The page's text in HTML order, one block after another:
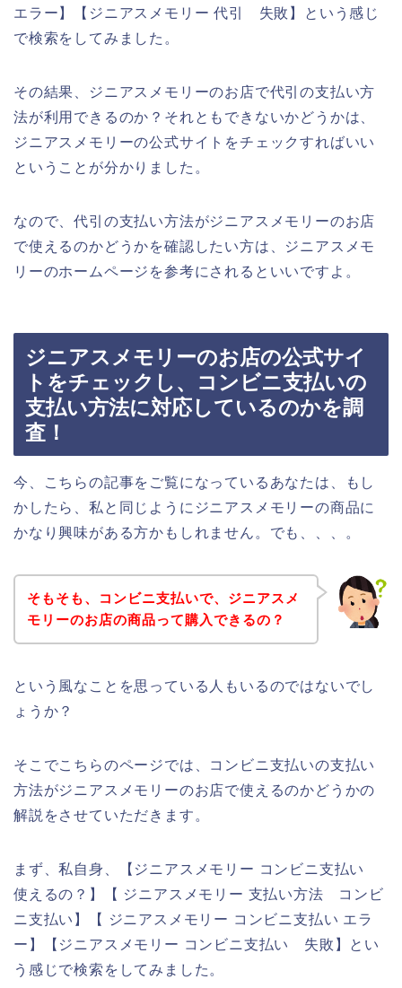
エラー】【ジニアスメモリー 代引 失敗】という感じ
で検索をしてみました。
その結果、ジニアスメモリーのお店で代引の支払い方
法が利用できるのか？それともできないかどうかは、
ジニアスメモリーの公式サイトをチェックすればいい
ということが分かりました。
なので、代引の支払い方法がジニアスメモリーのお店
で使えるのかどうかを確認したい方は、ジニアスメモ
リーのホームページを参考にされるといいですよ。
ジニアスメモリーのお店の公式サイ
トをチェックし、コンビニ支払いの
支払い方法に対応しているのかを調
査！
今、こちらの記事をご覧になっているあなたは、もし
かしたら、私と同じようにジニアスメモリーの商品に
かなり興味がある方かもしれません。でも、、、。
そもそも、コンビニ支払いで、ジニアスメ
モリーのお店の商品って購入できるの？
という風なことを思っている人もいるのではないでし
ょうか？
そこでこちらのページでは、コンビニ支払いの支払い
方法がジニアスメモリーのお店で使えるのかどうかの
解説をさせていただきます。
まず、私自身、【ジニアスメモリー コンビニ支払い
使えるの？】【 ジニアスメモリー 支払い方法 コンビ
ニ支払い】【 ジニアスメモリー コンビニ支払い エラ
ー】【ジニアスメモリー コンビニ支払い 失敗】とい
う感じで検索をしてみました。